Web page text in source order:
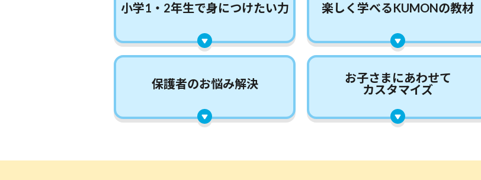
小学1・2年生で身につけたい力 楽しく学べるKUMONの教材
保護者のお悩み解決 お子さまにあわせて
カスタマイズ